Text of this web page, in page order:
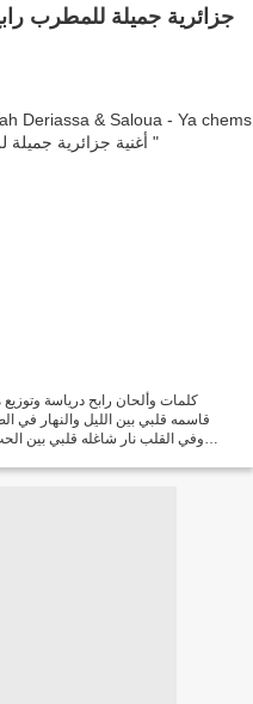
جزائرية جميلة للمطرب
كلمات وألحان رابح درياسة
قاسمه قلبي بين الليل والنهار في
وفي القلب نار شاغله قلبي بين